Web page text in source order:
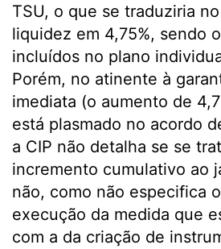
TSU, o que se traduziria
liquidez em 4,75%, sendo
incluídos no plano
Porém, no atinente à
imediata (o aumento de
está plasmado no acordo
a CIP não detalha se se
incremento cumulativo ao
não, como não especifica
execução da medida que
com a da criação de